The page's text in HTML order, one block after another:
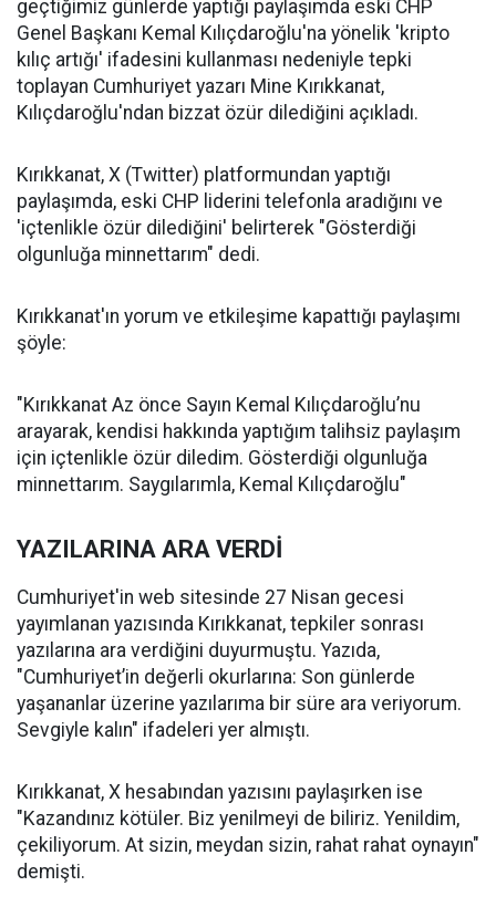
geçtiğimiz günlerde yaptığı paylaşımda eski CHP
Genel Başkanı Kemal Kılıçdaroğlu'na yönelik 'kripto
kılıç artığı' ifadesini kullanması nedeniyle tepki
toplayan Cumhuriyet yazarı Mine Kırıkkanat,
Kılıçdaroğlu'ndan bizzat özür dilediğini açıkladı.
Kırıkkanat, X (Twitter) platformundan yaptığı
paylaşımda, eski CHP liderini telefonla aradığını ve
'içtenlikle özür dilediğini' belirterek "Gösterdiği
olgunluğa minnettarım" dedi.
Kırıkkanat'ın yorum ve etkileşime kapattığı paylaşımı
şöyle:
"Kırıkkanat Az önce Sayın Kemal Kılıçdaroğlu’nu
arayarak, kendisi hakkında yaptığım talihsiz paylaşım
için içtenlikle özür diledim. Gösterdiği olgunluğa
minnettarım. Saygılarımla, Kemal Kılıçdaroğlu"
YAZILARINA ARA VERDİ
Cumhuriyet'in web sitesinde 27 Nisan gecesi
yayımlanan yazısında Kırıkkanat, tepkiler sonrası
yazılarına ara verdiğini duyurmuştu. Yazıda,
"Cumhuriyet’in değerli okurlarına: Son günlerde
yaşananlar üzerine yazılarıma bir süre ara veriyorum.
Sevgiyle kalın" ifadeleri yer almıştı.
Kırıkkanat, X hesabından yazısını paylaşırken ise
"Kazandınız kötüler. Biz yenilmeyi de biliriz. Yenildim,
çekiliyorum. At sizin, meydan sizin, rahat rahat oynayın"
demişti.